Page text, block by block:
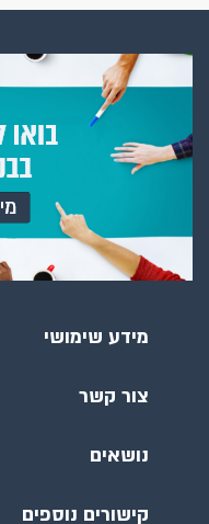
מידע שימושי
צור קשר
נושאים
קישורים נוספים